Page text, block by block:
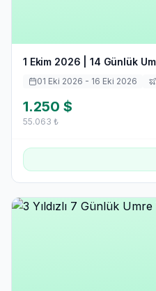
1 Ekim 2026 | 14 Günlük
01 Eki 2026 - 16 Eki 2026
1.250 $
55.063 ₺